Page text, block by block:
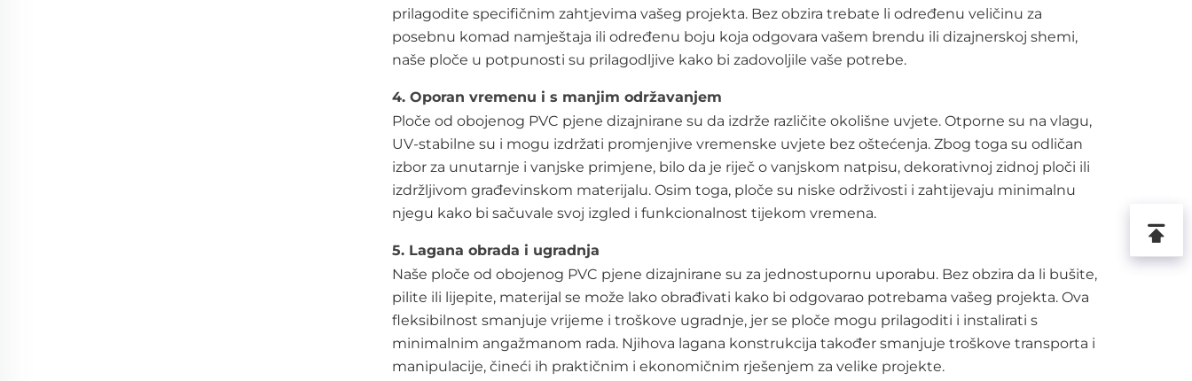
prilagodite specifičnim zahtjevima vašeg projekta. Bez obzira trebate li određenu veličinu za
posebnu komad namještaja ili određenu boju koja odgovara vašem brendu ili dizajnerskoj shemi,
naše ploče u potpunosti su prilagodljive kako bi zadovoljile vaše potrebe.
4. Oporan vremenu i s manjim održavanjem
Ploče od obojenog PVC pjene dizajnirane su da izdrže različite okolišne uvjete. Otporne su na vlagu,
UV-stabilne su i mogu izdržati promjenjive vremenske uvjete bez oštećenja. Zbog toga su odličan
izbor za unutarnje i vanjske primjene, bilo da je riječ o vanjskom natpisu, dekorativnoj zidnoj ploči ili
izdržljivom građevinskom materijalu. Osim toga, ploče su niske održivosti i zahtijevaju minimalnu
njegu kako bi sačuvale svoj izgled i funkcionalnost tijekom vremena.
5. Lagana obrada i ugradnja
Naše ploče od obojenog PVC pjene dizajnirane su za jednostupornu uporabu. Bez obzira da li bušite,
pilite ili lijepite, materijal se može lako obrađivati kako bi odgovarao potrebama vašeg projekta. Ova
fleksibilnost smanjuje vrijeme i troškove ugradnje, jer se ploče mogu prilagoditi i instalirati s
minimalnim angažmanom rada. Njihova lagana konstrukcija također smanjuje troškove transporta i
manipulacije, čineći ih praktičnim i ekonomičnim rješenjem za velike projekte.